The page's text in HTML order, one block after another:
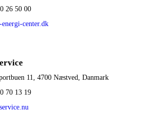
26 50 00
energi-center.dk
11, 4700 Næstved, Danmark
70 13 19